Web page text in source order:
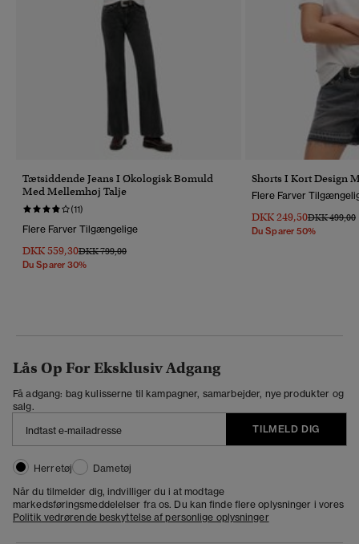
Tætsiddende Jeans I Økologisk Bomuld
Med Mellemhøj Talje
(11)
Flere Farver Tilgængelige
DKK 559,30Pris Nedsat Fra
DKK 799,00Til
Du Sparer 30%
Shorts I Kort Design
Flere Farver
DKK 249,50Pris Nedsat
DKK 499,00
Du Sparer 50%
Lås Op For Eksklusiv Adgang
Få adgang: bag kulisserne til kampagner, samarbejder, nye produkter og
salg.
TILMELD DIG
Herretøj
Dametøj
Når du tilmelder dig, indvilliger du i at modtage
markedsføringsmeddelelser fra os. Du kan finde flere oplysninger i vores
Politik vedrørende beskyttelse af personlige oplysninger